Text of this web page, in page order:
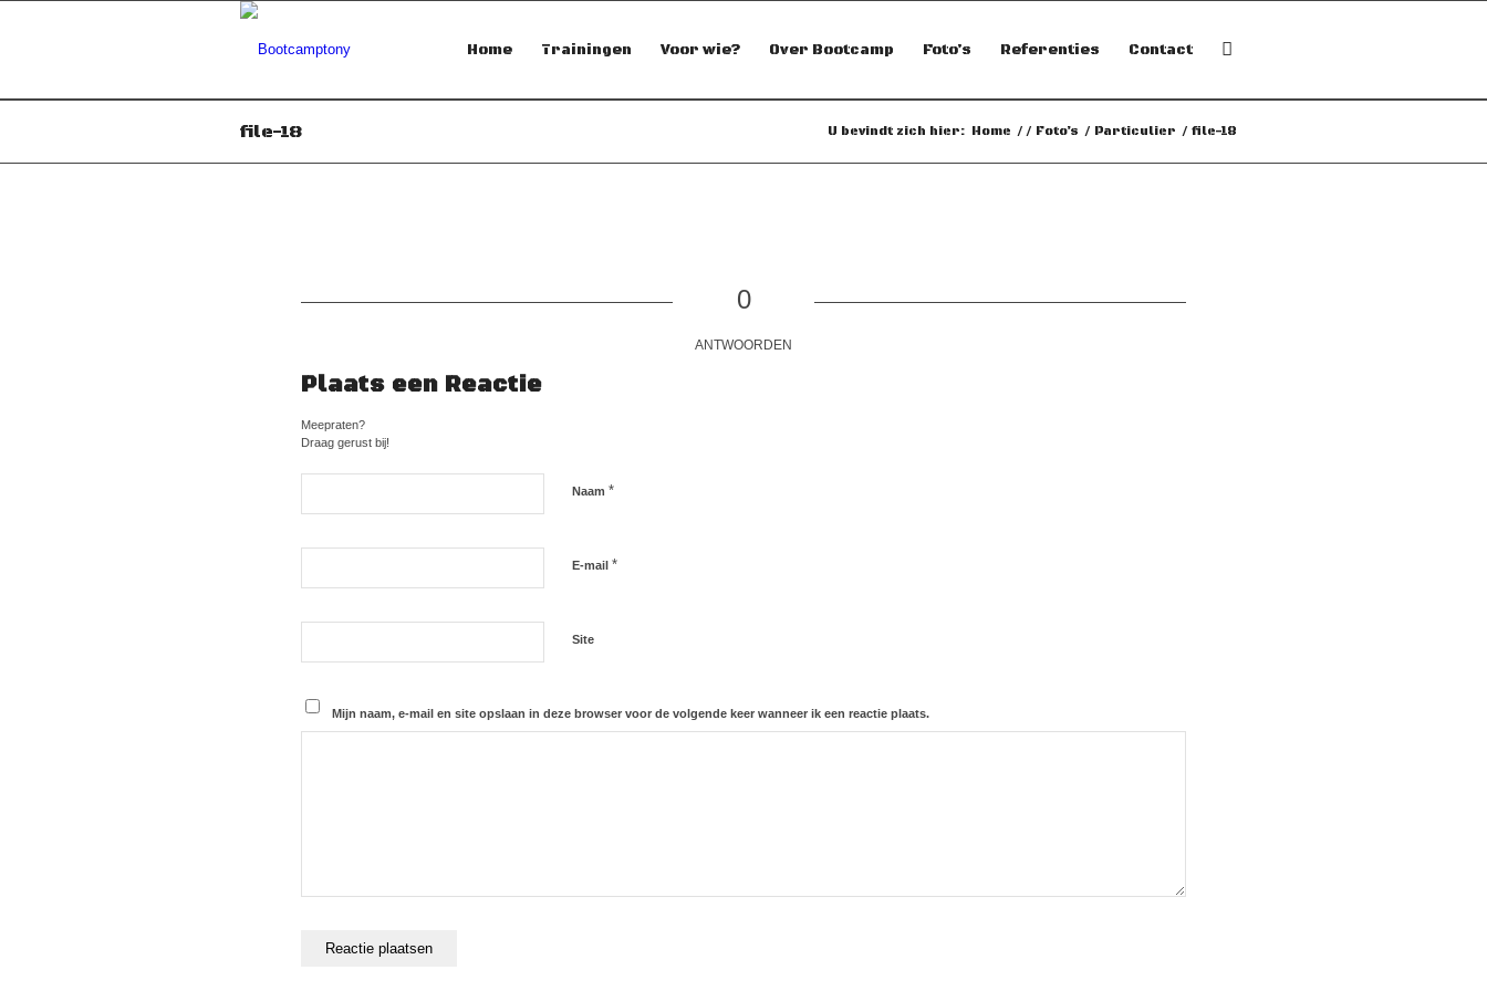
Home Trainingen Voor wie? Over Bootcamp Foto’s Referenties Contact
file-18 U bevindt zich hier: Home / / Foto’s / Particulier / file-18
0
ANTWOORDEN
Plaats een Reactie
Meepraten?
Draag gerust bij!
Naam *
E-mail *
Site
Mijn naam, e-mail en site opslaan in deze browser voor de volgende keer wanneer ik een reactie plaats.